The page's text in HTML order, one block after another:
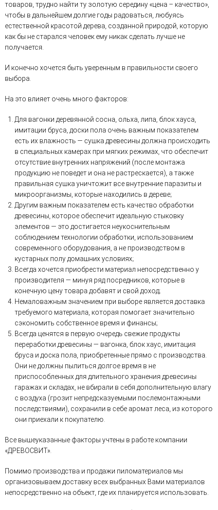
товаров, трудно найти ту золотую середину «цена – качество»,
чтобы в дальнейшем долгие годы радоваться, любуясь
естественной красотой дерева, созданной природой, которую
как бы не старался человек ему никак сделать лучше не
получается.
И конечно хочется быть уверенным в правильности своего
выбора.
На это влияет очень много факторов:
Для вагонки деревянной сосна, ольха, липа, блок хауса,
имитации бруса, доски пола очень важным показателем
есть их влажность — сушка древесины должна происходить
в специальных камерах при мягких режимах, что обеспечит
отсутствие внутренних напряжений (после монтажа
продукцию не поведет и она не растрескается), а также
правильная сушка уничтожит все внутренние паразиты и
микроорганизмы, которые находились в дереве;
Другим важным показателем есть качество обработки
древесины, которое обеспечит идеальную стыковку
элементов — это достигается неукоснительным
соблюдением технологии обработки, использованием
современного оборудования, а не производством в
кустарных полу домашних условиях;
Всегда хочется приобрести материал непосредственно у
производителя — минуя ряд посредников, которые в
конечную цену товара добавят и свой доход;
Немаловажным значением при выборе является доставка
требуемого материала, которая помогает значительно
сэкономить собственное время и финансы;
Всегда ценятся в первую очередь свежие продукты
переработки древесины — вагонка, блок хаус, имитация
бруса и доска пола, приобретенные прямо с производства.
Они не должны пылиться долгое время в не
приспособленных для длительного хранения древесины
гаражах и складах, не вбирали в себя дополнительную влагу
с воздуха (грозит непредсказуемыми послемонтажными
последствиями), сохранили в себе аромат леса, из которого
они приехали к покупателю.
Все вышеуказанные факторы учтены в работе компании
«ДРЕВОСВИТ».
Помимо производства и продажи пиломатериалов мы
организовываем доставку всех выбранных Вами материалов
непосредственно на объект, где их планируется использовать.